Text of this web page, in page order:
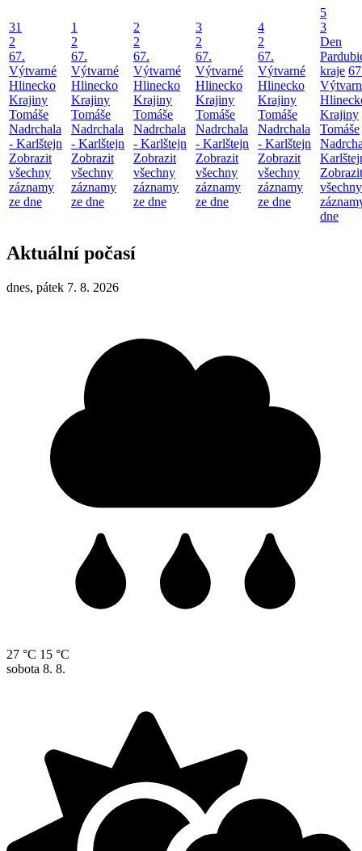
31
2
67.
Výtvarné
Hlinecko
Krajiny
Tomáše
Nadrchala
- Karlštejn
Zobrazit
všechny
záznamy
ze dne
1
2
67.
Výtvarné
Hlinecko
Krajiny
Tomáše
Nadrchala
- Karlštejn
Zobrazit
všechny
záznamy
ze dne
2
2
67.
Výtvarné
Hlinecko
Krajiny
Tomáše
Nadrchala
- Karlštejn
Zobrazit
všechny
záznamy
ze dne
3
2
67.
Výtvarné
Hlinecko
Krajiny
Tomáše
Nadrchala
- Karlštejn
Zobrazit
všechny
záznamy
ze dne
4
2
67.
Výtvarné
Hlinecko
Krajiny
Tomáše
Nadrchala
- Karlštejn
Zobrazit
všechny
záznamy
ze dne
5
3
Den
kraje
Krajiny
Tomáše
Zobrazit
všechny
dne
Aktuální počasí
dnes, pátek 7. 8. 2026
27 °C 15 °C
sobota 8. 8.